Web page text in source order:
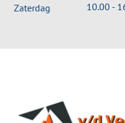
Zaterdag
10.00 -